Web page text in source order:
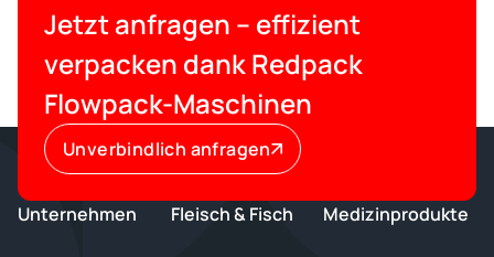
Jetzt anfragen – effizient
verpacken dank Redpack
Flowpack-Maschinen
Unverbindlich anfragen
Unternehmen Fleisch & Fisch Medizinprodukte